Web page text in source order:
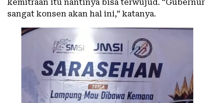
kemitraan itu nantinya bisa terwujud. “Gubernur
sangat konsen akan hal ini,” katanya.